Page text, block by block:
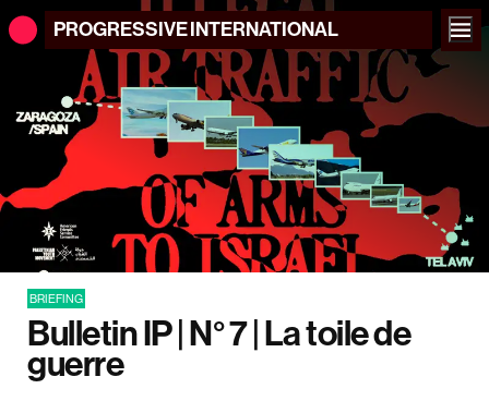
PROGRESSIVEINTERNATIONAL
BRIEFING
Bulletin IP | N° 7 | La toile de
guerre